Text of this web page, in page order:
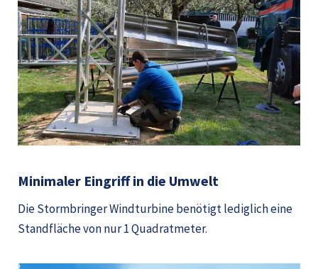
Minimaler Eingriff in die Umwelt
Die Stormbringer Windturbine benötigt lediglich eine
Standfläche von nur 1 Quadratmeter.